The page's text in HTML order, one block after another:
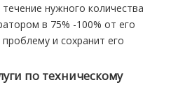
нужного количества
в 75% -100% от его
и сохранит его
по техническому